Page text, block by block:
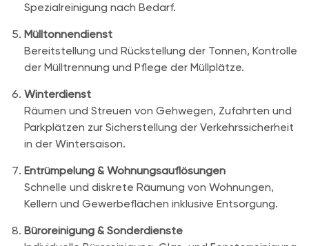
Spezialreinigung nach Bedarf.
Mülltonnendienst
Bereitstellung und Rückstellung der Tonnen, Kontrolle
der Mülltrennung und Pflege der Müllplätze.
Winterdienst
Räumen und Streuen von Gehwegen, Zufahrten und
Parkplätzen zur Sicherstellung der Verkehrssicherheit
in der Wintersaison.
Entrümpelung & Wohnungsauflösungen
Schnelle und diskrete Räumung von Wohnungen,
Kellern und Gewerbeflächen inklusive Entsorgung.
Büroreinigung & Sonderdienste